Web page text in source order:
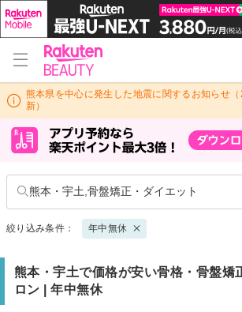
熊本県を中心に発生した地震に関するお知らせ
新）
熊本・宇土,骨盤矯正・ダイエット
絞り込み条件： 年中無休
熊本・宇土で価格が安い骨格・骨盤矯
ロン | 年中無休